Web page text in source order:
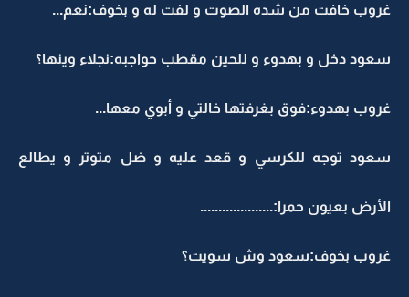
غروب خافت من شده الصوت و لفت له و بخوف:نعم...
سعود دخل و بهدوء و للحين مقطب حواجبه:نجلاء وينها؟
غروب بهدوء:فوق بغرفتها خالتي و أبوي معها...
سعود توجه للكرسي و قعد عليه و ضل متوتر و يطالع
الأرض بعيون حمرا:....................
غروب بخوف:سعود وش سويت؟